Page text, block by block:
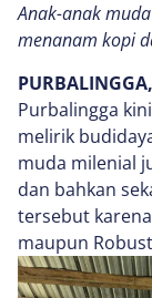
Anak-anak
menanam kopi
Purbalingga
melirik
muda milenial
dan bahkan
tersebut
maupun